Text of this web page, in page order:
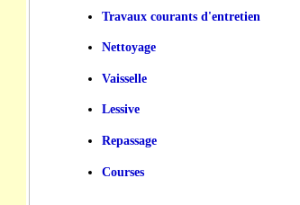
Travaux courants d'entretien
Nettoyage
Vaisselle
Lessive
Repassage
Courses